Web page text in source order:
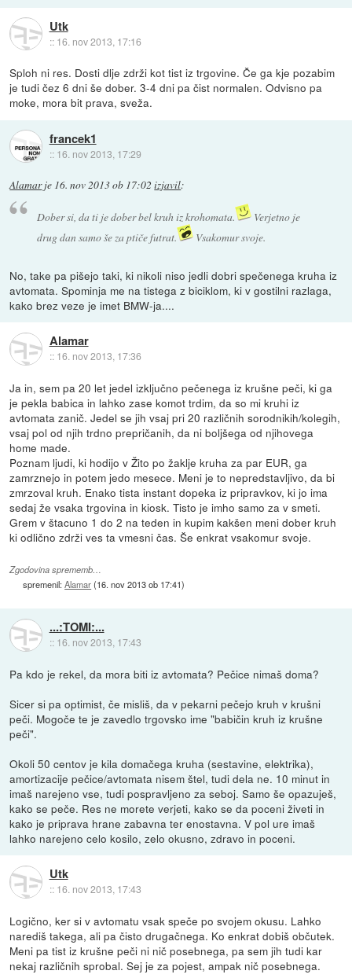
Utk
:: 16. nov 2013, 17:16
Sploh ni res. Dosti dlje zdrži kot tist iz trgovine. Če ga kje pozabim
je tudi čez 6 dni še dober. 3-4 dni pa čist normalen. Odvisno pa
moke, mora bit prava, sveža.
francek1
:: 16. nov 2013, 17:29
Alamarje 16. nov 2013 ob 17:02 izjavil:
Dober si, da ti je dober bel kruh iz krohomata.
Verjetno je
drug dan samo še za ptiče futrat.
Vsakomur svoje.
No, take pa pišejo taki, ki nikoli niso jedli dobri spečenega kruha iz
avtomata. Spominja me na tistega z biciklom, ki v gostilni razlaga,
kako brez veze je imet BMW-ja....
Alamar
:: 16. nov 2013, 17:36
Ja in, sem pa 20 let jedel izključno pečenega iz krušne peči, ki ga
je pekla babica in lahko zase komot trdim, da so mi kruhi iz
avtomata zanič. Jedel se jih vsaj pri 20 različnih sorodnikih/kolegih,
vsaj pol od njih trdno prepričanih, da ni boljšega od njihovega
home made.
Poznam ljudi, ki hodijo v Žito po žaklje kruha za par EUR, ga
zamrznejo in potem jedo mesece. Meni je to nepredstavljivo, da bi
zmrzoval kruh. Enako tista instant dopeka iz pripravkov, ki jo ima
sedaj že vsaka trgovina in kiosk. Tisto je imho samo za v smeti.
Grem v štacuno 1 do 2 na teden in kupim kakšen meni dober kruh
ki odlično zdrži ves ta vmesni čas. Še enkrat vsakomur svoje.
Zgodovina sprememb…
spremenil:Alamar(16. nov 2013 ob 17:41)
...:TOMI:...
:: 16. nov 2013, 17:43
Pa kdo je rekel, da mora biti iz avtomata? Pečice nimaš doma?
Sicer si pa optimist, če misliš, da v pekarni pečejo kruh v krušni
peči. Mogoče te je zavedlo trgovsko ime "babičin kruh iz krušne
peči".
Okoli 50 centov je kila domačega kruha (sestavine, elektrika),
amortizacije pečice/avtomata nisem štel, tudi dela ne. 10 minut in
imaš narejeno vse, tudi pospravljeno za seboj. Samo še opazuješ,
kako se peče. Res ne morete verjeti, kako se da poceni živeti in
kako je priprava hrane zabavna ter enostavna. V pol ure imaš
lahko narejeno celo kosilo, zelo okusno, zdravo in poceni.
Utk
:: 16. nov 2013, 17:43
Logično, ker si v avtomatu vsak speče po svojem okusu. Lahko
narediš takega, ali pa čisto drugačnega. Ko enkrat dobiš občutek.
Meni pa tist iz krušne peči ni nič posebnega, pa sem jih tudi kar
nekaj različnih sprobal. Sej je za pojest, ampak nič posebnega.